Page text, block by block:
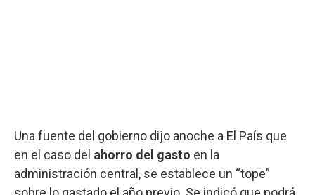
Una fuente del gobierno dijo anoche a El País que
en el caso del ahorro del gasto en la
administración central, se establece un “tope”